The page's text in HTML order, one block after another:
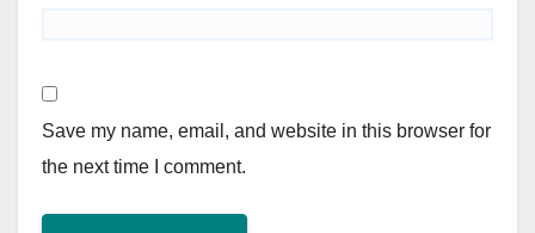
Save my name, email, and website in this browser for
the next time I comment.